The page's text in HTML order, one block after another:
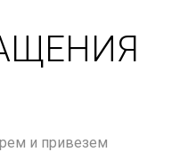
и привезем